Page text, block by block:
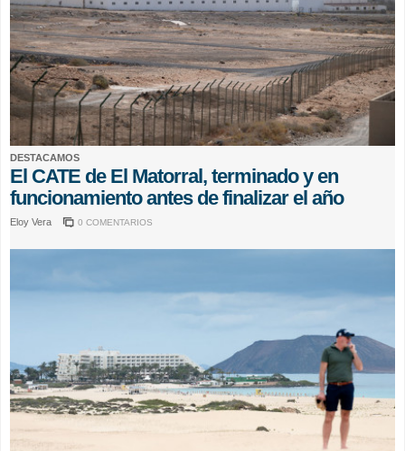
DESTACAMOS
El CATE de El Matorral, terminado y en
funcionamiento antes de finalizar el año
Eloy Vera 0 COMENTARIOS